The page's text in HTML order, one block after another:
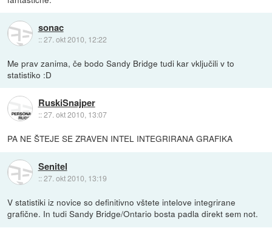
sonac
::27. okt 2010, 12:22
Me prav zanima, če bodo Sandy Bridge tudi kar vključili v to
statistiko :D
RuskiSnajper
::27. okt 2010, 13:07
PA NE ŠTEJE SE ZRAVEN INTEL INTEGRIRANA GRAFIKA
Senitel
::27. okt 2010, 13:19
V statistiki iz novice so definitivno vštete intelove integrirane
grafične. In tudi Sandy Bridge/Ontario bosta padla direkt sem not.